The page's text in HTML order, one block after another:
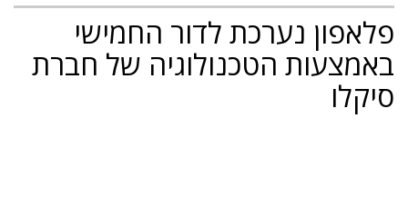
פלאפון נערכת לדור החמישי
באמצעות הטכנולוגיה של חברת
סיקלו